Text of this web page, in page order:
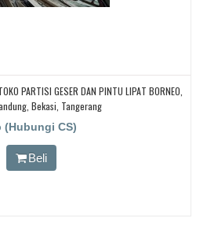
PARTISI GESER DAN PINTU LIPAT BORNEO,
Bekasi, Tangerang
(Hubungi CS)
Beli